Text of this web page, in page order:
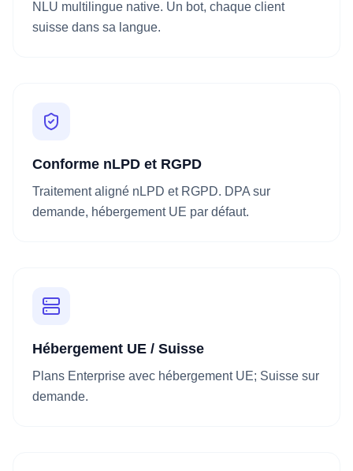
NLU multilingue native. Un bot, chaque client
suisse dans sa langue.
Conforme nLPD et RGPD
Traitement aligné nLPD et RGPD. DPA sur
demande, hébergement UE par défaut.
Hébergement UE / Suisse
Plans Enterprise avec hébergement UE; Suisse sur
demande.